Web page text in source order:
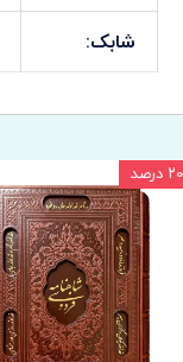
شابک:
۲۰ درصد